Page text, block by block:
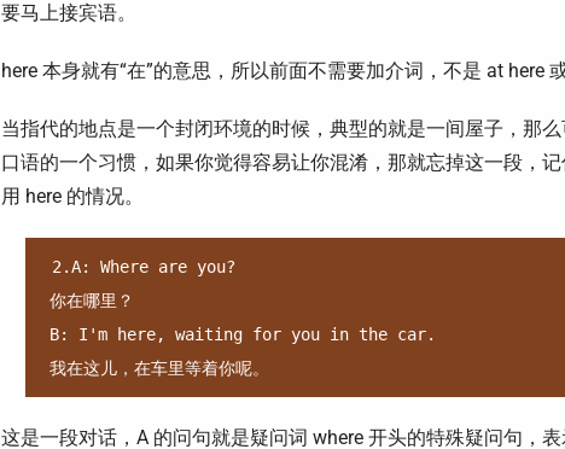
要马上接宾语。
here 本身就有“在”的意思，所以前面不需要加介词，不是 at here
当指代的地点是一个封闭环境的时候，典型的就是一间屋子，那
口语的一个习惯，如果你觉得容易让你混淆，那就忘掉这一段，
用 here 的情况。
2.A: Where are you?
你在哪里？
B: I'm here, waiting for you in the car.
这是一段对话，A 的问句就是疑问词 where 开头的特殊疑问句，